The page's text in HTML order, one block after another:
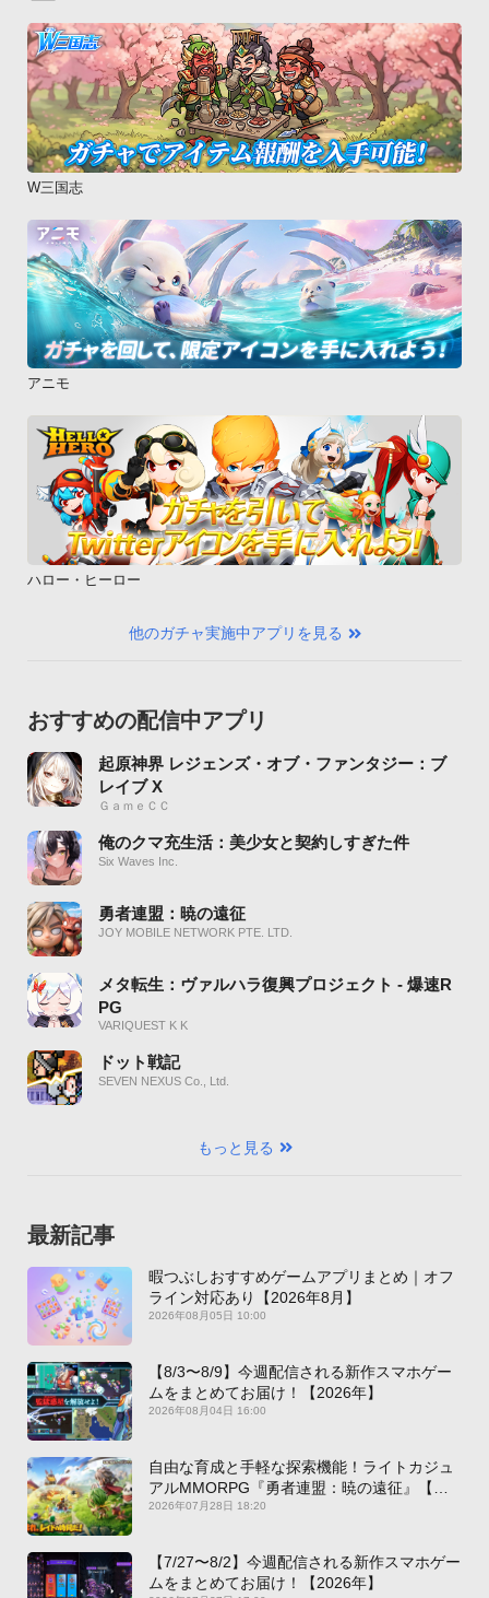
W三国志
アニモ
ハロー・ヒーロー
他のガチャ実施中アプリを見る
おすすめの配信中アプリ
起原神界 レジェンズ・オブ・ファンタジー：ブ
レイブ X
ＧａｍｅＣＣ
俺のクマ充生活：美少女と契約しすぎた件
Six Waves Inc.
勇者連盟：暁の遠征
JOY MOBILE NETWORK PTE. LTD.
メタ転生：ヴァルハラ復興プロジェクト - 爆速R
PG
VARIQUEST K K
ドット戦記
SEVEN NEXUS Co., Ltd.
もっと見る
最新記事
暇つぶしおすすめゲームアプリまとめ｜オフ
ライン対応あり【2026年8月】
2026年08月05日 10:00
【8/3〜8/9】今週配信される新作スマホゲー
ムをまとめてお届け！【2026年】
2026年08月04日 16:00
自由な育成と手軽な探索機能！ライトカジュ
アルMMORPG『勇者連盟：暁の遠征』【最
新作PICKUP】
2026年07月28日 18:20
【7/27〜8/2】今週配信される新作スマホゲー
ムをまとめてお届け！【2026年】